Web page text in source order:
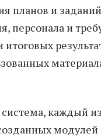
планов и
персонала и
система, каждый